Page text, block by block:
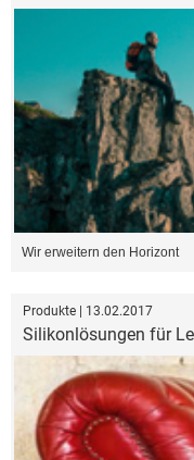
Wir erweitern den Horizont
Produkte | 13.02.2017
Silikonlösungen für